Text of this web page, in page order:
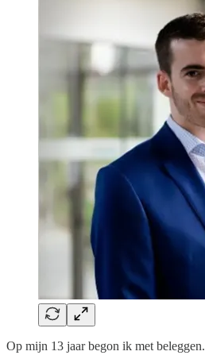
Op mijn 13 jaar begon ik met beleggen.